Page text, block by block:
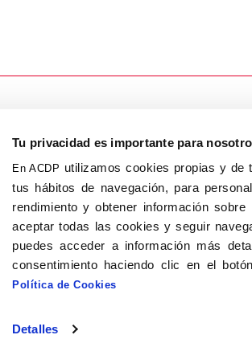
Tu privacidad es importante para
En ACDP utilizamos cookies propias y de
tus hábitos de navegación, para
rendimiento y obtener información
aceptar todas las cookies y seguir
puedes acceder a información más
consentimiento haciendo clic en el
Política de Cookies
Detalles
Calle Isaac Peral, 58 C.P.: 28040, Madrid
Tel (+34) 91 456 63 27
Fax: (+34) 91 535 19 98
acdp@acdp.es